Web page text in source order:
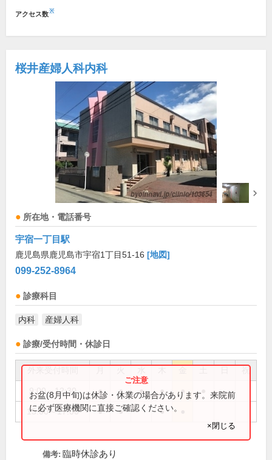
アクセス数※
桜井産婦人科内科
所在地・電話番号
宇宿一丁目駅
鹿児島県鹿児島市宇宿1丁目51-16 [地図]
099-252-8964
診療科目
内科 産婦人科
診療/受付時間・休診日
祝
9:00～12:30 ● ● ● ● ●
15:00～17:00 ● ● ●
お盆(8月中旬)は休診・休業の場合があります。来院前
に必ず医療機関に直接ご確認ください。
×閉じる
備考: 臨時休診あり